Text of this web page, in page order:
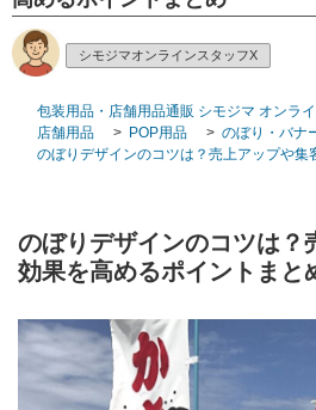
シモジマオンラインスタッフX
包装用品・店舗用品通販 シモジマ オンラ
店舗用品
> POP用品 > のぼり・バナ
のぼりデザインのコツは？売上アップや集
のぼりデザインのコツは？
効果を高めるポイントまと